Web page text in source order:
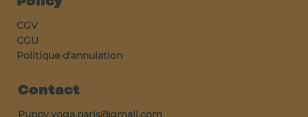
CGV
CGU
Politique d'annulation
Contact
Puppy.yoga.paris@gmail.com